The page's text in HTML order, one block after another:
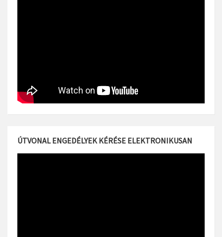
ÚTVONAL ENGEDÉLYEK KÉRÉSE ELEKTRONIKUSAN